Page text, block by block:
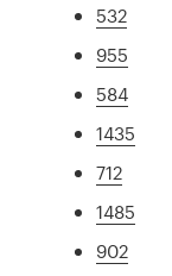
532
955
584
1435
712
1485
902